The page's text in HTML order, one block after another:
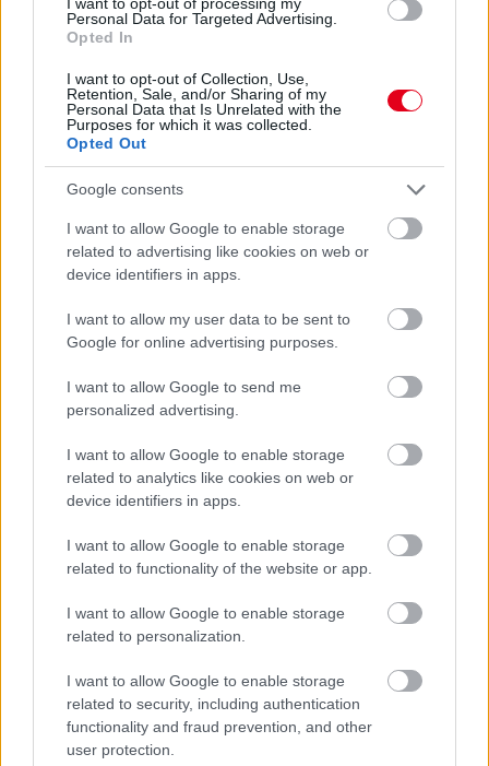
Personal Data for Targeted Advertising.
Opted In
I want to opt-out of Collection, Use,
Retention, Sale, and/or Sharing of my
Personal Data that Is Unrelated with the
Purposes for which it was collected.
Opted Out
Google consents
I want to allow Google to enable storage
related to advertising like cookies on web or
device identifiers in apps.
I want to allow my user data to be sent to
Google for online advertising purposes.
I want to allow Google to send me
personalized advertising.
I want to allow Google to enable storage
related to analytics like cookies on web or
device identifiers in apps.
I want to allow Google to enable storage
related to functionality of the website or app.
I want to allow Google to enable storage
related to personalization.
I want to allow Google to enable storage
related to security, including authentication
functionality and fraud prevention, and other
user protection.
Parc Fermé
MotoGP: Bezzecchi közel egy másodpercet javított a
Sajtó: Az Aston Martintól érkezik Lambiase utódja a Red